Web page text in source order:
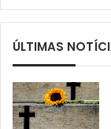
ÚLTIMAS